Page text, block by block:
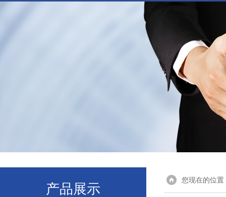
产品展示
您现在的位置